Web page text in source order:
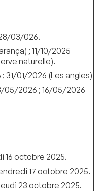
03/026.
; 11/10/2025
naturelle).
31/01/2026 (Les angles)
05/2026 ; 16/05/2026
16 octobre 2025.
17 octobre 2025.
23 octobre 2025.